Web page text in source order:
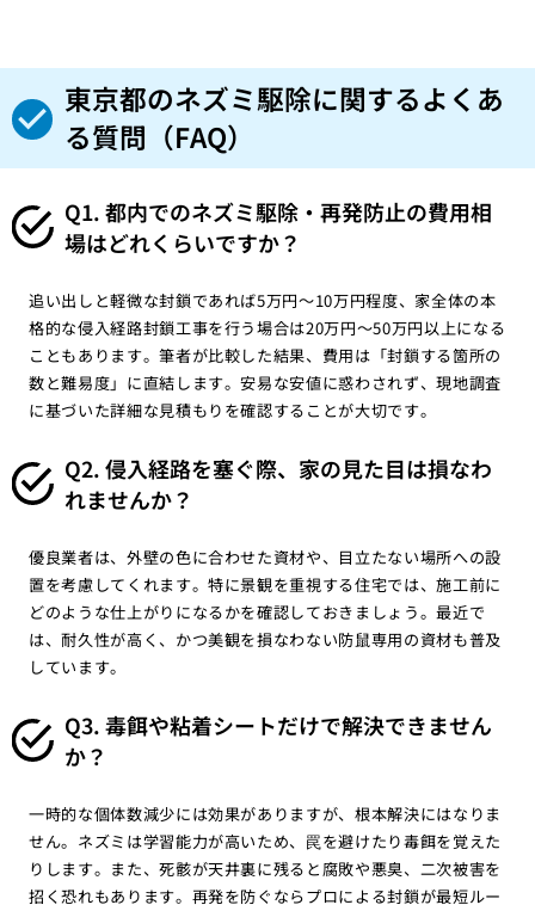
東京都のネズミ駆除に関するよくあ
る質問（FAQ）
Q1. 都内でのネズミ駆除・再発防止の費用相
場はどれくらいですか？
追い出しと軽微な封鎖であれば5万円〜10万円程度、家全体の本
格的な侵入経路封鎖工事を行う場合は20万円〜50万円以上になる
こともあります。筆者が比較した結果、費用は「封鎖する箇所の
数と難易度」に直結します。安易な安値に惑わされず、現地調査
に基づいた詳細な見積もりを確認することが大切です。
Q2. 侵入経路を塞ぐ際、家の見た目は損なわ
れませんか？
優良業者は、外壁の色に合わせた資材や、目立たない場所への設
置を考慮してくれます。特に景観を重視する住宅では、施工前に
どのような仕上がりになるかを確認しておきましょう。最近で
は、耐久性が高く、かつ美観を損なわない防鼠専用の資材も普及
しています。
Q3. 毒餌や粘着シートだけで解決できません
か？
一時的な個体数減少には効果がありますが、根本解決にはなりま
せん。ネズミは学習能力が高いため、罠を避けたり毒餌を覚えた
りします。また、死骸が天井裏に残ると腐敗や悪臭、二次被害を
招く恐れもあります。再発を防ぐならプロによる封鎖が最短ルー